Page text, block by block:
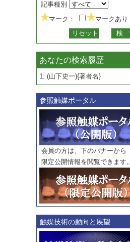
記事種別
マーク：
マークあり
あなたの検索履歴
1. (山下史一){著者名}
参照触媒ポータル
会員の方は、下のバナーから
限定公開情報を閲覧できます。
触媒技術の動向と展望